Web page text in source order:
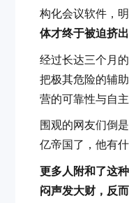
构化会议软件，
体才终于被迫挤
经过长达三个月
把极其危险的辅
营的可靠性与自主
围观的网友们倒
亿帝国了，他有
更多人附和了这
闷声发大财，反